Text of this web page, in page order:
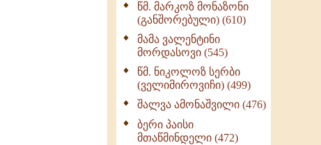
ოთხი ასეული თავი
სიყვარულის შესახებ
(259)
წმ. მარკოზ მონაზონი
(განშორებული) (610)
მამა ვალენტინი
მორდასოვი (545)
წმ. ნიკოლოზ სერბი
(ველიმიროვიჩი) (499)
შალვა ამონაშვილი (476)
ბერი პაისი
მთაწმინდელი (472)